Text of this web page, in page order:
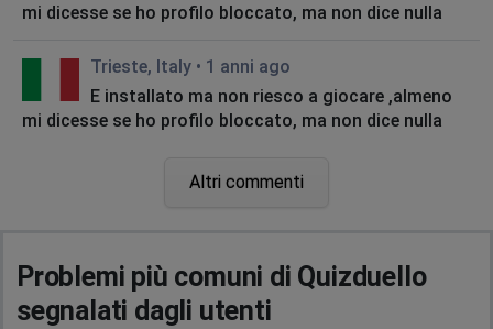
mi dicesse se ho profilo bloccato, ma non dice nulla
Trieste, Italy • 1 anni ago
E installato ma non riesco a giocare ,almeno
mi dicesse se ho profilo bloccato, ma non dice nulla
Dwbora
Rho, Italy • 1 anni ago
Altri commenti
Problemi più comuni di Quizduello
segnalati dagli utenti